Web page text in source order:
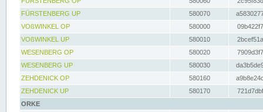
FÜRSTENBERG UP
580070
VOßWINKEL OP
580000
VOßWINKEL UP
580010
WESENBERG OP
580020
WESENBERG UP
580030
ZEHDENICK OP
580160
ZEHDENICK UP
580170
ORKE